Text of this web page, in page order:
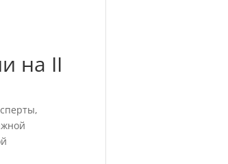
на II